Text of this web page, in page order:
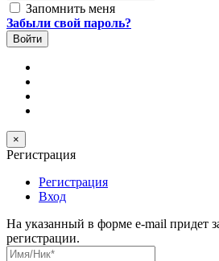
Запомнить меня
Забыли свой пароль?
×
Регистрация
Регистрация
Вход
На указанный в форме e-mail придет
регистрации.
Имя/Ник